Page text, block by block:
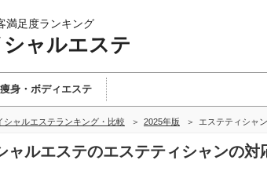
満足度ランキング
ャルエステ
痩身・ボディエステ
シャルエステランキング・比較 2025年版 エステティシャ
ャルエステのエステティシャンの